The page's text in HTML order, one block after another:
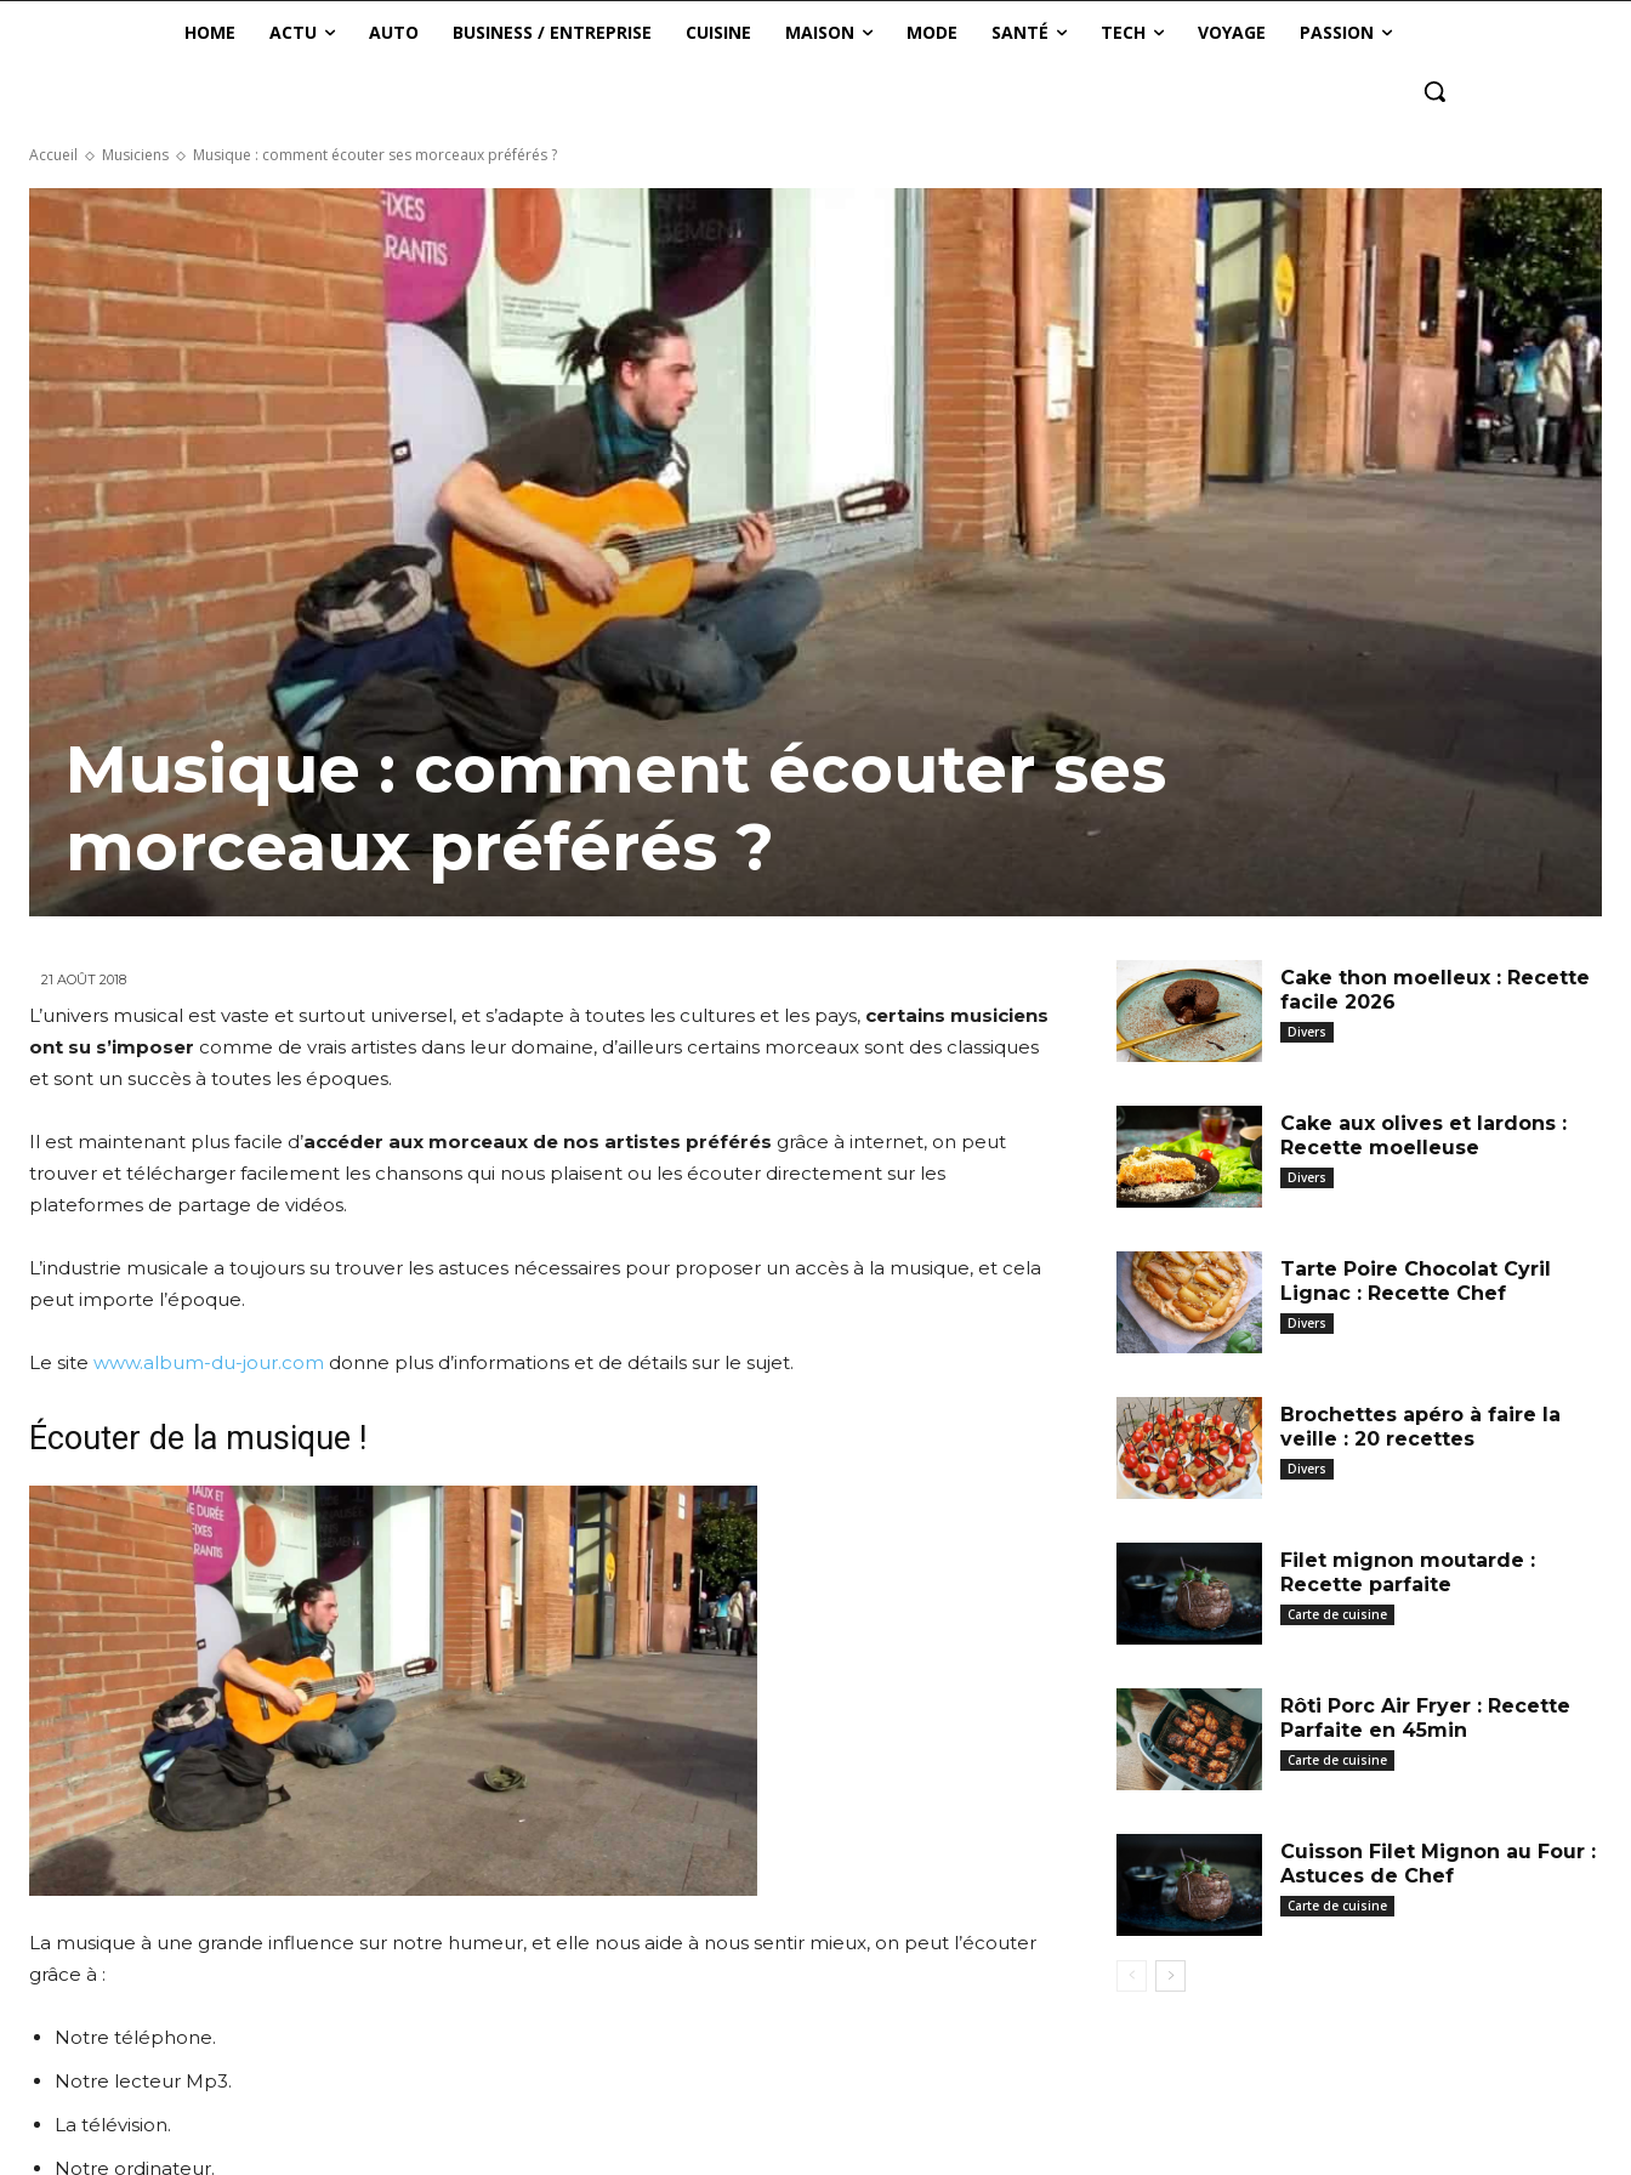
HOME ACTU AUTO BUSINESS / ENTREPRISE CUISINE MAISON MODE SANTÉ TECH VOYAGE PASSION
Accueil Musiciens Musique : comment écouter ses morceaux préférés ?
Musique : comment écouter ses
morceaux préférés ?
21 AOÛT 2018
L’univers musical est vaste et surtout universel, et s’adapte à toutes les cultures et les pays, certains musiciens
ont su s’imposer comme de vrais artistes dans leur domaine, d’ailleurs certains morceaux sont des classiques
et sont un succès à toutes les époques.
Il est maintenant plus facile d’accéder aux morceaux de nos artistes préférés grâce à internet, on peut
trouver et télécharger facilement les chansons qui nous plaisent ou les écouter directement sur les
plateformes de partage de vidéos.
L’industrie musicale a toujours su trouver les astuces nécessaires pour proposer un accès à la musique, et cela
peut importe l’époque.
Le site www.album-du-jour.com donne plus d’informations et de détails sur le sujet.
Écouter de la musique !
La musique à une grande influence sur notre humeur, et elle nous aide à nous sentir mieux, on peut l’écouter
grâce à :
Notre téléphone.
Notre lecteur Mp3.
La télévision.
Notre ordinateur.
Cake thon moelleux : Recette
facile 2026
Divers
Cake aux olives et lardons :
Recette moelleuse
Divers
Tarte Poire Chocolat Cyril
Lignac : Recette Chef
Divers
Brochettes apéro à faire la
veille : 20 recettes
Divers
Filet mignon moutarde :
Recette parfaite
Carte de cuisine
Rôti Porc Air Fryer : Recette
Parfaite en 45min
Carte de cuisine
Cuisson Filet Mignon au Four :
Astuces de Chef
Carte de cuisine